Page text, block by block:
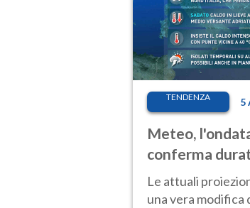
TENDENZA 5
Meteo,
conferma
Le attuali
una vera modifica